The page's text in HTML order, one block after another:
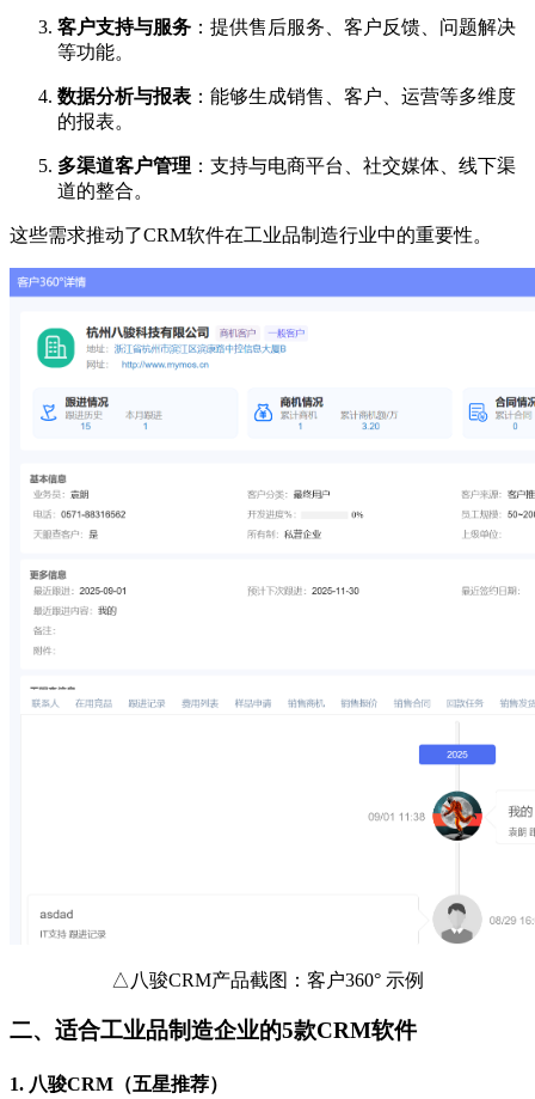
客户支持与服务 ：提供售后服务、客户反馈、问题解决
等功能。
数据分析与报表 ：能够生成销售、客户、运营等多维度
的报表。
多渠道客户管理 ：支持与电商平台、社交媒体、线下渠
道的整合。
这些需求推动了CRM软件在工业品制造行业中的重要性。
△八骏CRM产品截图：客户360° 示例
二、适合工业品制造企业的5款CRM软件
1. 八骏CRM （五星推荐）